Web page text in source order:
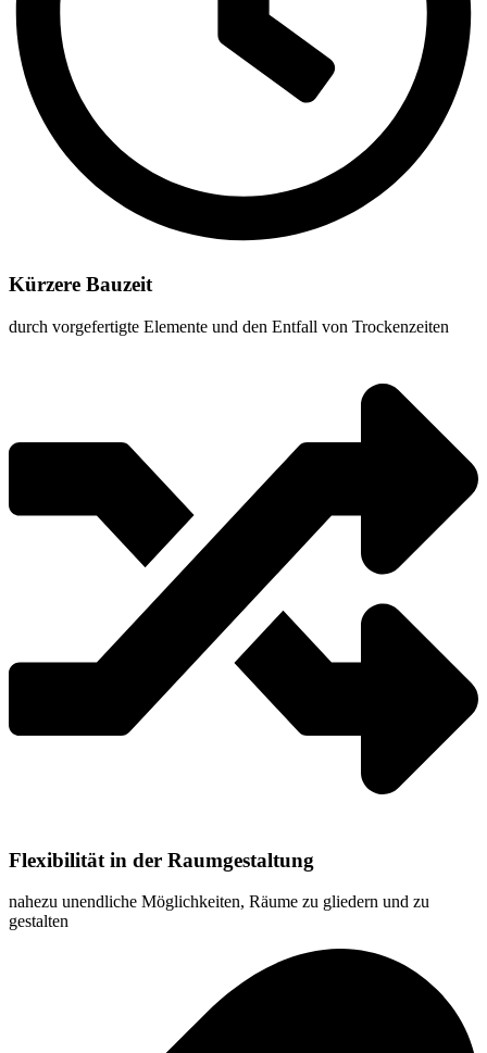
Kürzere Bauzeit
durch vorgefertigte Elemente und den Entfall von Trockenzeiten
Flexibilität in der Raumgestaltung
nahezu unendliche Möglichkeiten, Räume zu gliedern und zu
gestalten